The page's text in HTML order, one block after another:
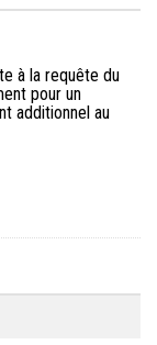
à la requête du
pour un
additionnel au